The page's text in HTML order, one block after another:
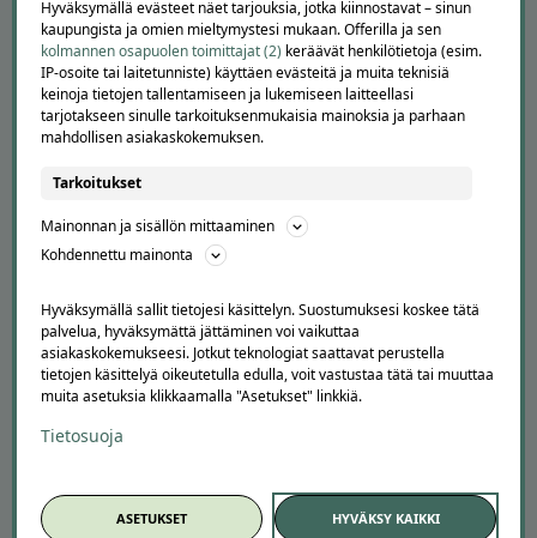
APUA JA NEUVOJA
Peruuta tilaus
Asiakaspalvelu
Kuinka Offerilla toimii
Suosittele Offerillaa
TUTUSTU MEIHIN
Ajankohtaista
Avoimet työpaikat
Offerilla mediassa
Hyväksymällä evästeet näet tarjouksia, jotka kiinnostavat – sinun
kaupungista ja omien mieltymystesi mukaan. Offerilla ja sen
kolmannen osapuolen toimittajat (2) keräävät henkilötietoja (esim.
IP-osoite tai laitetunniste) käyttäen evästeitä ja muita teknisiä
keinoja tietojen tallentamiseen ja lukemiseen laitteellasi
tarjotakseen sinulle tarkoituksenmukaisia mainoksia ja parhaan
mahdollisen asiakaskokemuksen.
Tarkoitukset
Mainonnan ja sisällön mittaaminen
Kohdennettu mainonta
Hyväksymällä sallit tietojesi käsittelyn. Suostumuksesi koskee tätä
palvelua, hyväksymättä jättäminen voi vaikuttaa
asiakaskokemukseesi. Jotkut teknologiat saattavat perustella
tietojen käsittelyä oikeutetulla edulla, voit vastustaa tätä tai muuttaa
muita asetuksia klikkaamalla "Asetukset" linkkiä.
Tietosuoja
ASETUKSET HYVÄKSY KAIKKI